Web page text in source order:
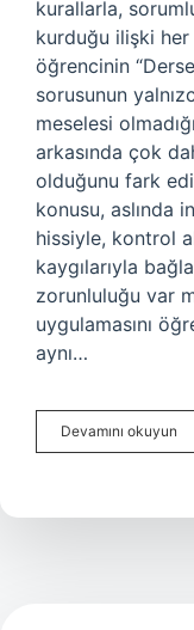
kurallarla,
kurduğu ilişki
öğrencinin
sorusunun
meselesi
arkasında çok
olduğunu fark
konusu, aslında
hissiyle, kontrol
kaygılarıyla
zorunluluğu var
uygulamasını
aynı…
Devamını okuyun
?